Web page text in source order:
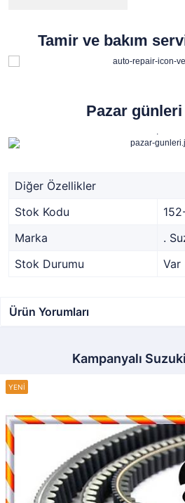
Tamir ve bakım
Pazar günleri
.
Diğer Özellikler
Stok Kodu
Marka
.
Stok Durumu
Var
Ürün Yorumları
Kampanyalı